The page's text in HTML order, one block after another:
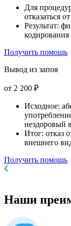
Для
отказаться
Результат:
кодирования
Получить помощь
Вывод из запоя
от 2 200 ₽
Исходное:
нездоровый
Итог: отказ
внешнего
Получить помощь
Наши